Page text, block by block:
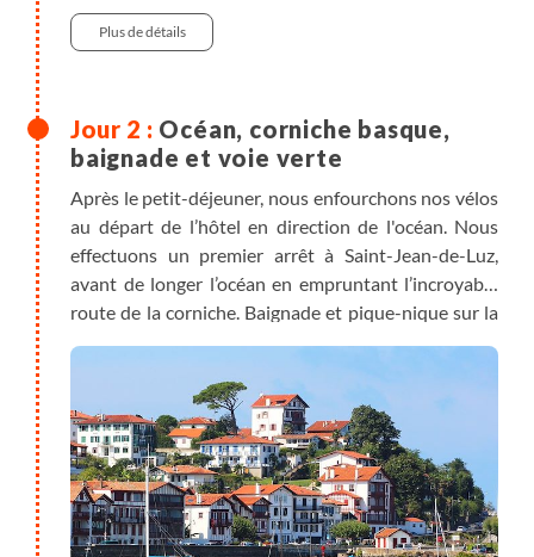
Plus de détails
Océan, corniche basque,
baignade et voie verte
Après le petit-déjeuner, nous enfourchons nos vélos
au départ de l’hôtel en direction de l'océan. Nous
effectuons un premier arrêt à Saint-Jean-de-Luz,
avant de longer l’océan en empruntant l’incroyable
route de la corniche. Baignade et pique-nique sur la
voie verte, nous remontons le fleuve Bidasoa en
suivant le parcours d’une ancienne voie ferrée.
Seconde et dernière nuitée à Sare.